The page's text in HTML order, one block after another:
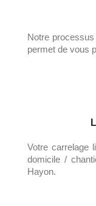
Notre
permet de vous
Votre carrelage
domicile /
Hayon.